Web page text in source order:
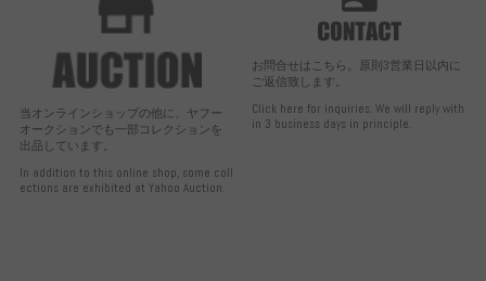
当オンラインショップの他に、ヤフー
オークションでも一部コレクションを
出品しています。
In addition to this online shop, some coll
ections are exhibited at Yahoo Auction.
お問合せはこちら。原則3営業日以内に
ご返信致します。
Click here for inquiries. We will reply with
in 3 business days in principle.